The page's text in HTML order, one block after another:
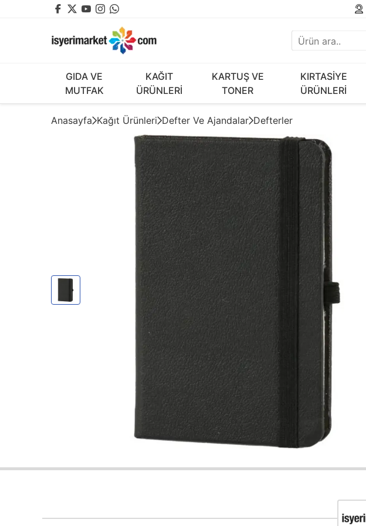
GIDA VE
MUTFAK
KAĞIT
ÜRÜNLERİ
KARTUŞ VE
TONER
KIRTASİYE
ÜRÜNLERİ
Anasayfa Kağıt Ürünleri Defter Ve Ajandalar Defterler